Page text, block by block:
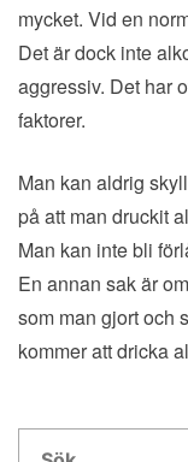
mycket. Vid en
Det är dock inte
aggressiv. Det har
faktorer.
Man kan aldrig
på att man druckit
Man kan inte bli
En annan sak är
som man gjort och
kommer att dricka